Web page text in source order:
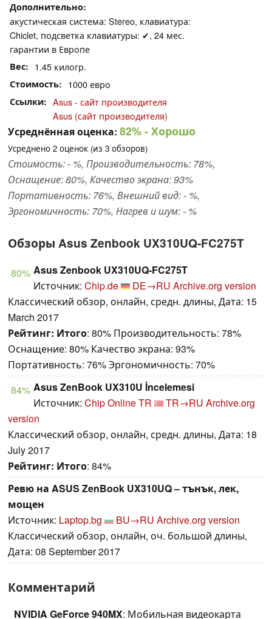
Дополнительно
акустическая система: Stereo, клавиатура:
Chiclet, подсветка клавиатуры: ✔, 24 мес.
гарантии в Европе
Вес 1.45 килогр.
Стоимость 1000 евро
Ссылки
Asus - сайт производителя
Asus (сайт производителя)
Усреднённая оценка: 82%- Хорошо
Усреднено 2 оценок (из 3 обзоров)
Стоимость: - %, Производительность: 78%,
Оснащение: 80%, Качество экрана: 93%
Портативность: 76%, Внешний вид: - %,
Эргономичность: 70%, Нагрев и шум: - %
Обзоры Asus Zenbook UX310UQ-FC275T
80% Asus Zenbook UX310UQ-FC275T
Источник: Chip.de DE→RU Archive.org version
Классический обзор, онлайн, средн. длины, Дата: 15
March 2017
Рейтинг: Итого: 80% Производительность: 78%
Оснащение: 80% Качество экрана: 93%
Портативность: 76% Эргономичность: 70%
84% Asus ZenBook UX310U İncelemesi
Источник: Chip Online TR TR→RU Archive.org
version
Классический обзор, онлайн, средн. длины, Дата: 18
July 2017
Рейтинг: Итого: 84%
Ревю на ASUS ZenBook UX310UQ – тънък, лек,
мощен
Источник: Laptop.bg BU→RU Archive.org version
Классический обзор, онлайн, оч. большой длины,
Дата: 08 September 2017
Комментарий
NVIDIA GeForce 940MX: Мобильная видеокарта